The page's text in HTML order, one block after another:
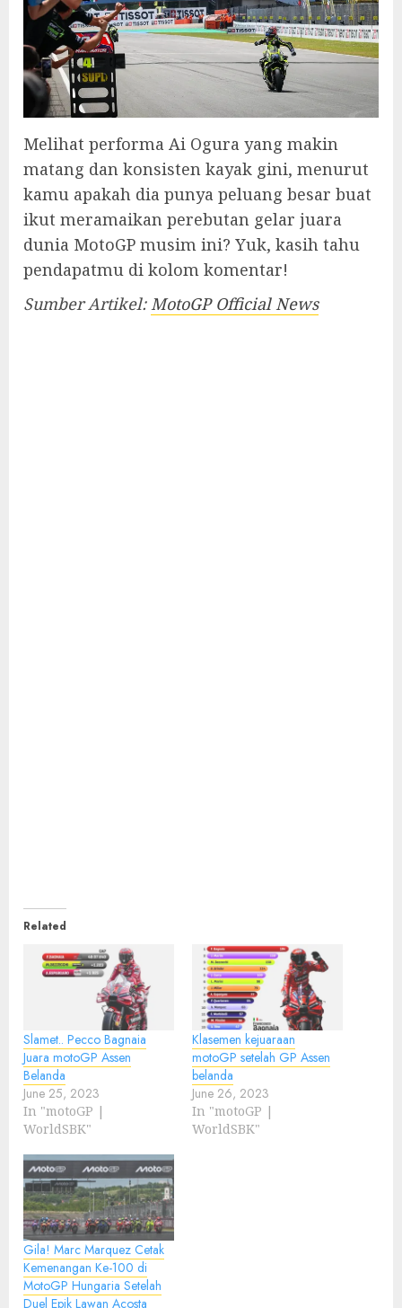
Melihat performa Ai Ogura yang makin
matang dan konsisten kayak gini, menurut
kamu apakah dia punya peluang besar buat
ikut meramaikan perebutan gelar juara
dunia MotoGP musim ini? Yuk, kasih tahu
pendapatmu di kolom komentar!
Sumber Artikel:MotoGP Official News
Related
Slamet.. Pecco Bagnaia
Juara motoGP Assen
Belanda
June 25, 2023
In "motoGP |
WorldSBK"
Klasemen kejuaraan
motoGP setelah GP Assen
belanda
June 26, 2023
In "motoGP |
WorldSBK"
Gila! Marc Marquez Cetak
Kemenangan Ke-100 di
MotoGP Hungaria Setelah
Duel Epik Lawan Acosta